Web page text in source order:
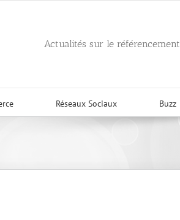
Actualités sur le référencement
Réseaux Sociaux Buzz